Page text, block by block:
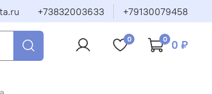
+73832003633 +79130079458
0 0 0 ₽